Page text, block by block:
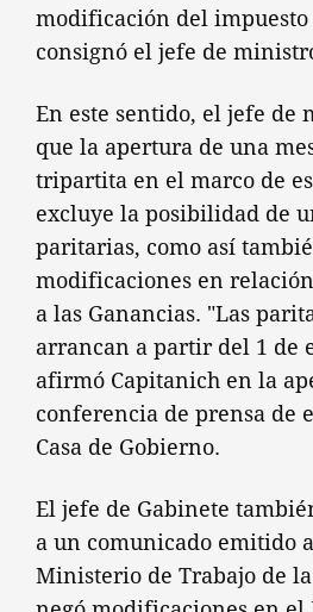
modificación del impuesto
consignó el jefe de
En este sentido, el jefe de
que la apertura de una
tripartita en el marco de
excluye la posibilidad de
paritarias, como así
modificaciones en
a las Ganancias. "Las
arrancan a partir del 1 de
afirmó Capitanich en la
conferencia de prensa de
Casa de Gobierno.
El jefe de Gabinete
a un comunicado emitido
Ministerio de Trabajo de